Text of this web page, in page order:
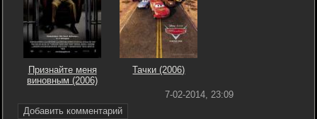
Признайте меня
виновным (2006)
Тачки (2006)
Добавить комментарий
7-02-2014, 23:09